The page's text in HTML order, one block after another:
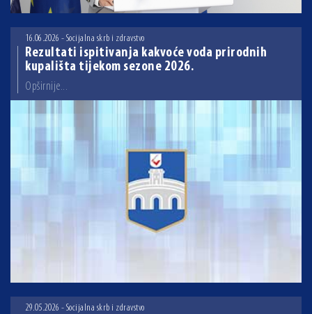
16.06.2026 - Socijalna skrb i zdravstvo
Rezultati ispitivanja kakvoće voda prirodnih
kupališta tijekom sezone 2026.
Opširnije...
29.05.2026 - Socijalna skrb i zdravstvo